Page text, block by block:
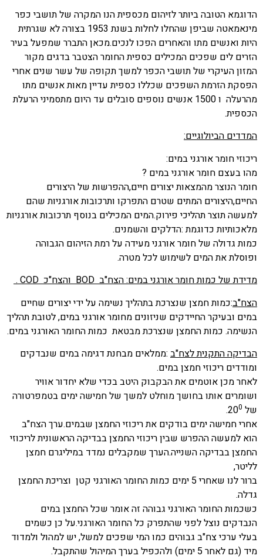
הדוגמא הטובה ביותר לזיהום מכספית הנו המקרה של תושבי כפר
מינאמאטה שביפן שהחלו לחלות בשנת 1953 בצורה לא שגרתית
היות ואנשים מתו והאחרים הפכו לנכים.מכאן התברר שמפעל בעיר
הזרים לים שפכים המכילים כספית החומר הצטבר בדגים מקור
המזון העיקרי של תושבי הכפר למשך תקופה של עשר שנים אחרי
הפסקת הזרמת השפכים שכללו כספית עדיין מאות אנשים מתו
מהרעלה ו 1500 אנשים נוספים סובלים עד היום מתסמיני הרעלת
הכספית.
המדדים הביולוגיים:
ריכוזי חומר אורגני במים:
מהו בעצם חומר אורגני במים ?
חומר הנוצר מהמצאות יצורים חיים,ההפרשות של היצורים
החיים,היצורים המתים שטרם התפרקו ותרכובות אורגניות שהם
למעשה תוצר תהליכי פירוק.המים המכילים בנוסף תרכובות אורגניות
מלאכותיות כדוגמת :הדלקים והשמנים.
כמות גדולה של חומר אורגני מעידה על רמת הזיהום הגבוהה
ופוסלת את המים לשימוש לכל מטרה.
מדידת של כמות חומר אורגני במים: הצח"בBODוהצח"כCOD
.
הצח"ב:כמות חמצן שנצרכת בתהליך נשימה על ידי יצורים שחיים
במים ובעיקר החיידקים שניזונים מחומר אורגני במים, לטובת תהליך
הנשימה. כמות החמצן שנצרכת מבטאת כמות החומר האורגני במים.
הבדיקה התקנית לצח"ב :ממלאים מבחנת דגימה במים שנבדקים
ומודדים ריכוזי חמצן במים.
לאחר מכן אוטמים את הבקבוק היטב בכדי שלא יחדור אוויר
ושומרים אותו בחושך מוחלט למשך של חמישה ימים בטמפרטורה
של 20 0
.
אחרי חמישה ימים בודקים את ריכוזי החמצן שבמים.ערך הצח"ב
הוא למעשה ההפרש שבין ריכוזי החמצן בבדיקה הראשונית לריכוזי
החמצן בבדיקה השנייה.הערך שמקבלים נמדד במיליגרם חמצן
לליטר,
ברור לנו שאחרי 5 ימים כמות החומר האורגני קטן וצריכת החמצן
גדלה.
כשכמות החומר האורגני גבוהה זה אומר שכל החמצן במים
הנבדקים נוצל לפני שהתפרק כל החומר האורגני.על כן כשמים
בעלי ערכי צח"ב גבוהים כמו המי שפכים למשל, יש למהול ולמדוד
מיד (גם לאחר 5 ימים) ולהכפיל בערך המיהול שהתקבל.